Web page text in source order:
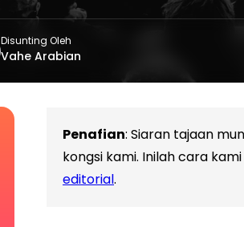
Disunting Oleh
Vahe Arabian
Penafian: Siaran tajaan
kongsi kami. Inilah cara
editorial.